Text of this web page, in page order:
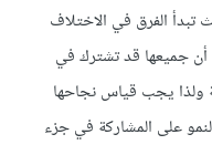
الفرق في الاختلاف
أن جميعها قد تشترك في
ولذا يجب قياس نجاحها
على المشاركة في جزء